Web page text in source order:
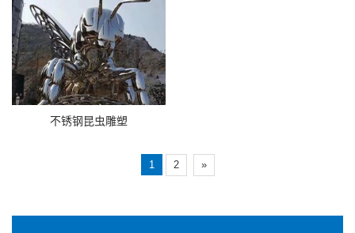
不锈钢昆虫雕塑
1 2 »